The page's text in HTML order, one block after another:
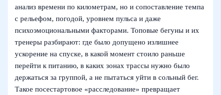
анализ времени по километрам, но и сопоставление темпа
с рельефом, погодой, уровнем пульса и даже
психоэмоциональными факторами. Топовые бегуны и их
тренеры разбирают: где было допущено излишнее
ускорение на спуске, в какой момент стоило раньше
перейти к питанию, в каких зонах трассы нужно было
держаться за группой, а не пытаться уйти в сольный бег.
Такое посестартовое «расследование» превращает